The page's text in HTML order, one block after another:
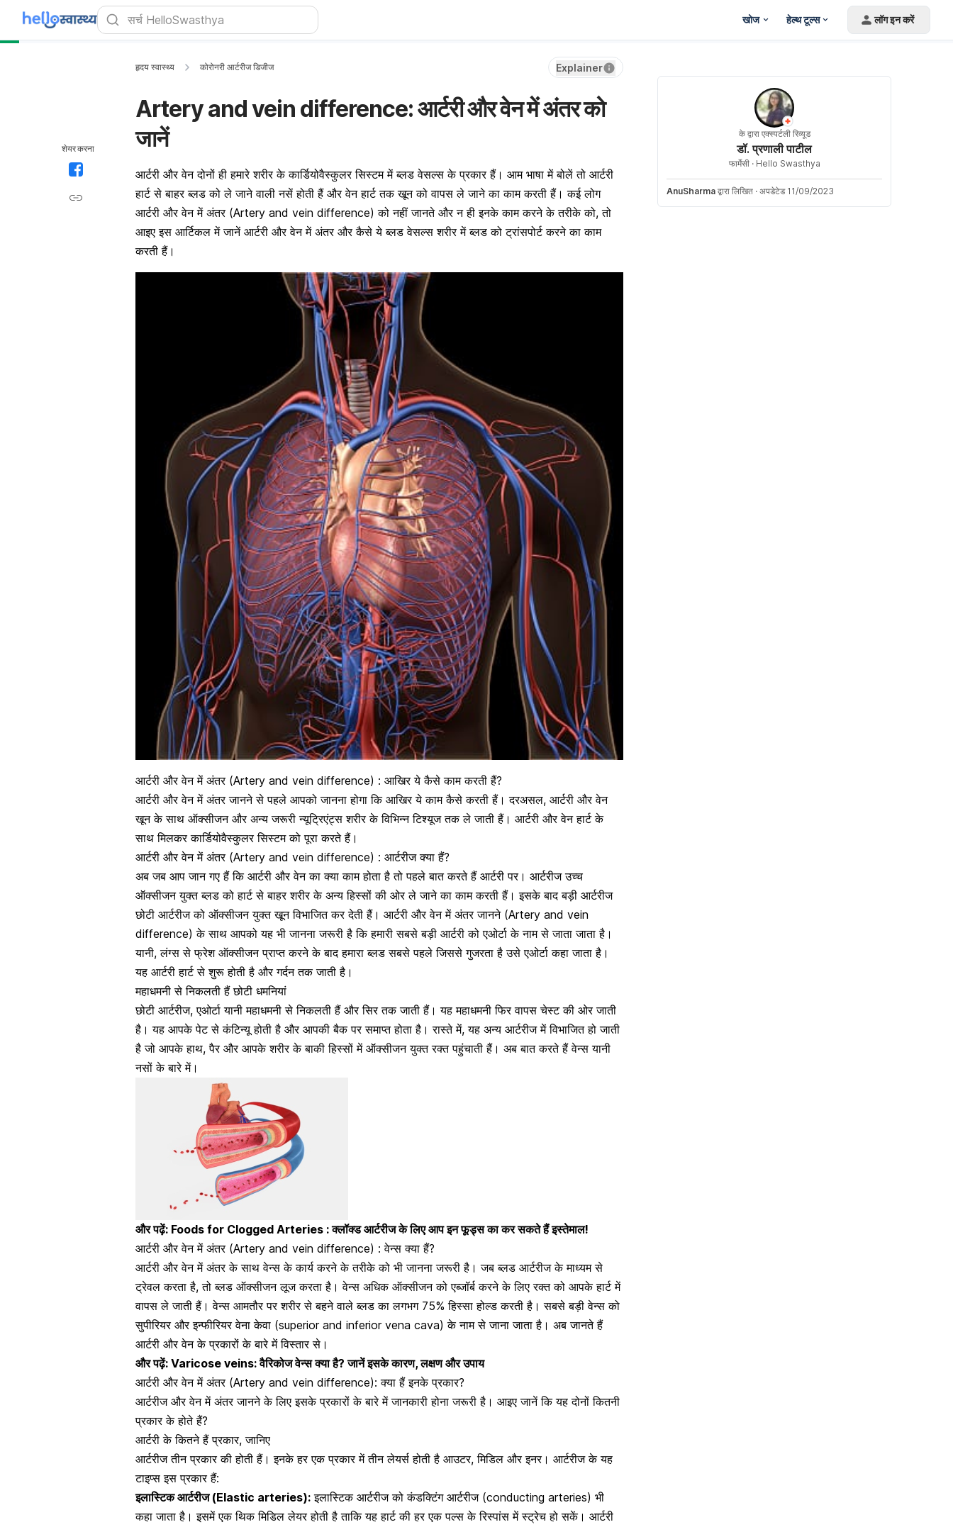
खोज हेल्थ टूल्स लॉग इन करें
शेयर करना
हृदय स्वास्थ्य कोरोनरी आर्टरीज डिजीज Explainer
Artery and vein difference: आर्टरी और वेन में अंतर को
जानें
आर्टरी और वेन दोनों ही हमारे शरीर के कार्डियोवैस्कुलर सिस्टम में ब्लड वेसल्स के प्रकार हैं। आम भाषा में बोलें तो आर्टरी
हार्ट से बाहर ब्लड को ले जाने वाली नसें होती हैं और वेन हार्ट तक खून को वापस ले जाने का काम करती हैं। कई लोग
आर्टरी और वेन में अंतर (Artery and vein difference) को नहीं जानते और न ही इनके काम करने के तरीके को, तो
आइए इस आर्टिकल में जानें आर्टरी और वेन में अंतर और कैसे ये ब्लड वेसल्स शरीर में ब्लड को ट्रांसपोर्ट करने का काम
करती हैं।
आर्टरी और वेन में अंतर (Artery and vein difference) : आखिर ये कैसे काम करती हैं?
आर्टरी और वेन में अंतर जानने से पहले आपको जानना होगा कि आखिर ये काम कैसे करती हैं। दरअसल, आर्टरी और वेन
खून के साथ ऑक्सीजन और अन्यजरूरी न्यूट्रिएंट्स शरीर के विभिन्न टिश्यूज तक ले जाती हैं। आर्टरी और वेन हार्ट के
साथ मिलकर कार्डियोवैस्कुलर सिस्टम को पूरा करते हैं।
आर्टरी और वेन में अंतर (Artery and vein difference) : आर्टरीज क्या हैं?
अब जब आप जान गए हैं कि आर्टरी और वेन का क्या काम होता है तो पहले बात करते हैं आर्टरी पर। आर्टरीज उच्च
ऑक्सीजन युक्त ब्लड को हार्ट से बाहर शरीर के अन्य हिस्सों की ओर ले जाने का काम करती हैं। इसके बाद बड़ी आर्टरीज
छोटी आर्टरीज को ऑक्सीजन युक्त खून विभाजित कर देती हैं। आर्टरी और वेन में अंतर जानने (Artery and vein
difference) के साथ आपको यह भी जानना जरूरी है कि हमारी सबसे बड़ी आर्टरी को एओर्टा के नाम से जाता जाता है।
यानी,लंग्स से फ्रेश ऑक्सीजनप्राप्त करने के बाद हमारा ब्लड सबसे पहले जिससे गुजरता है उसे एओर्टा कहा जाता है।
यह आर्टरी हार्ट से शुरू होती है और गर्दन तक जाती है।
महाधमनी से निकलती हैं छोटी धमनियां
छोटी आर्टरीज, एओर्टा यानीमहाधमनी से निकलती हैं और सिर तक जाती हैं। यह महाधमनी फिर वापस चेस्ट की ओर जाती
है। यह आपके पेट से कंटिन्यू होती है और आपकी बैक पर समाप्त होता है। रास्ते में, यह अन्य आर्टरीज में विभाजित हो जाती
है जो आपके हाथ, पैर और आपके शरीर के बाकी हिस्सों में ऑक्सीजन युक्त रक्त पहुंचाती हैं। अब बात करते हैं वेन्स यानी
नसों के बारे में।
और पढ़ें: Foods for Clogged Arteries : क्लॉक्ड आर्टरीज के लिए आप इन फूड्स का कर सकते हैं इस्तेमाल!
आर्टरी और वेन में अंतर (Artery and vein difference) : वेन्स क्या हैं?
आर्टरी और वेन में अंतर के साथ वेन्स के कार्य करने के तरीके को भी जानना जरूरी है। जब ब्लड आर्टरीज के माध्यम से
ट्रेवल करता है, तो ब्लड ऑक्सीजन लूज करता है। वेन्स अधिक ऑक्सीजन को एब्जॉर्ब करने के लिए रक्त को आपके हार्ट में
वापस ले जाती हैं। वेन्स आमतौर पर शरीर से बहने वाले ब्लड का लगभग 75% हिस्सा होल्ड करती है। सबसे बड़ी वेन्स को
सुपीरियर और इन्फीरियर वेना केवा (superior and inferior vena cava) के नाम से जाना जाता है। अब जानते हैं
आर्टरी और वेन के प्रकारों के बारे में विस्तार से।
और पढ़ें: Varicose veins: वैरिकोज वेन्स क्या है? जानें इसके कारण, लक्षण और उपाय
आर्टरी और वेन में अंतर (Artery and vein difference): क्या हैं इनके प्रकार?
आर्टरीज और वेन में अंतर जानने के लिए इसके प्रकारों के बारे में जानकारी होना जरूरी है। आइए जानें कि यह दोनों कितनी
प्रकार के होते हैं?
आर्टरी के कितने हैं प्रकार, जानिए
आर्टरीज तीन प्रकार की होती हैं। इनके हर एक प्रकार में तीन लेयर्स होती है आउटर, मिडिल और इनर। आर्टरीज के यह
टाइप्स इस प्रकार हैं:
इलास्टिक आर्टरीज (Elastic arteries): इलास्टिक आर्टरीज को कंडक्टिंग आर्टरीज (conducting arteries) भी
कहा जाता है। इसमें एक थिक मिडिल लेयर होती है ताकि यह हार्ट की हर एक पल्स के रिस्पांस में स्ट्रेच हो सकें। आर्टरी
के द्वारा एक्स्पर्टली रिव्यूड
डॉ. प्रणाली पाटील
फार्मेसी · Hello Swasthya
AnuSharma द्वारा लिखित · अपडेटेड 11/09/2023